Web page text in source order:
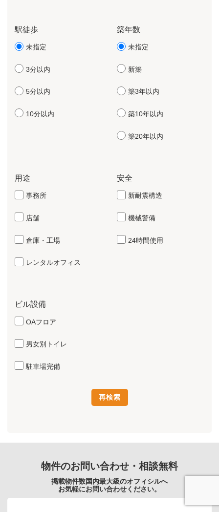
駅徒歩
未指定
3分以内
5分以内
10分以内
築年数
未指定
新築
築3年以内
築10年以内
築20年以内
用途
事務所
店舗
倉庫・工場
レンタルオフィス
安全
新耐震構造
機械警備
24時間使用
ビル設備
OAフロア
男女別トイレ
駐車場完備
物件のお問い合わせ・相談無料
掲載物件数国内最大級のオフィシルへ
お気軽にお問い合わせください。